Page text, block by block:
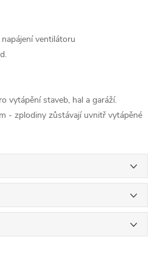
ventilátoru
vytápění staveb, hal a garáží.
- zplodiny zůstávají uvnitř vytápěné